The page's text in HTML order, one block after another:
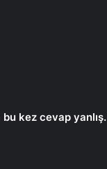
kez cevap yanlış.